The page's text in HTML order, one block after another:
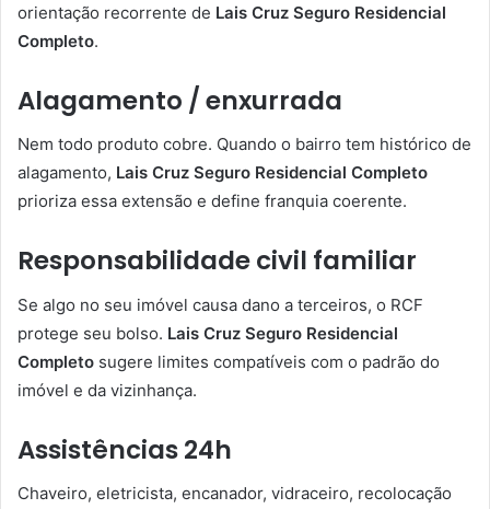
orientação recorrente de Lais Cruz Seguro Residencial
Completo.
Alagamento / enxurrada
Nem todo produto cobre. Quando o bairro tem histórico de
alagamento, Lais Cruz Seguro Residencial Completo
prioriza essa extensão e define franquia coerente.
Responsabilidade civil familiar
Se algo no seu imóvel causa dano a terceiros, o RCF
protege seu bolso. Lais Cruz Seguro Residencial
Completo sugere limites compatíveis com o padrão do
imóvel e da vizinhança.
Assistências 24h
Chaveiro, eletricista, encanador, vidraceiro, recolocação